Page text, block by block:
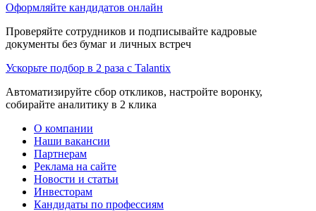
Оформляйте кандидатов онлайн
Проверяйте сотрудников и подписывайте кадровые
документы без бумаг и личных встреч
Ускорьте подбор в 2 раза с Talantix
Автоматизируйте сбор откликов, настройте воронку,
собирайте аналитику в 2 клика
О компании
Наши вакансии
Партнерам
Реклама на сайте
Новости и статьи
Инвесторам
Кандидаты по профессиям